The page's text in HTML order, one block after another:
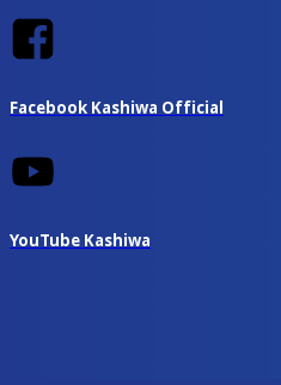
Facebook Kashiwa Official
YouTube Kashiwa